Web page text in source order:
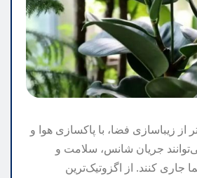
از زیباسازی فضا، با پاکسازی هوا و
جریان شانس، سلامت و
جاری کنند. از اگزوتیک‌ترین